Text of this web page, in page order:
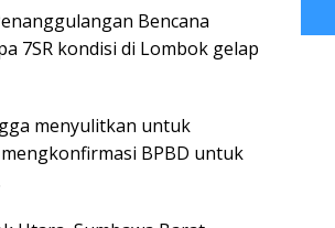
Bencana
7SR kondisi di Lombok gelap
menyulitkan untuk
BPBD untuk